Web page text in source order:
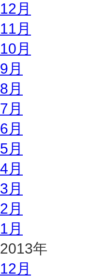
12月
11月
10月
9月
8月
7月
6月
5月
4月
3月
2月
1月
2013年
12月